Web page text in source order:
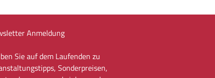
Anmeldung
Sie auf dem Laufenden zu
Sonderpreisen,